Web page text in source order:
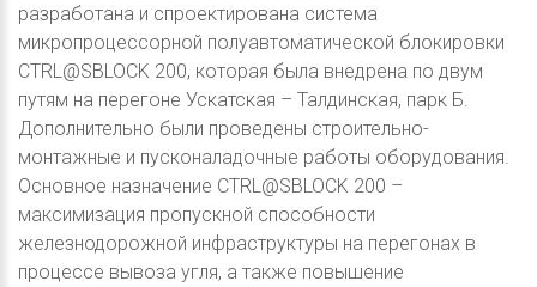
разработана и спроектирована система
микропроцессорной полуавтоматической блокировки
CTRL@SBLOCK 200, которая была внедрена по двум
путям на перегоне Ускатская – Талдинская, парк Б.
Дополнительно были проведены строительно-
монтажные и пусконаладочные работы оборудования.
Основное назначение CTRL@SBLOCK 200 –
максимизация пропускной способности
железнодорожной инфраструктуры на перегонах в
процессе вывоза угля, а также повышение